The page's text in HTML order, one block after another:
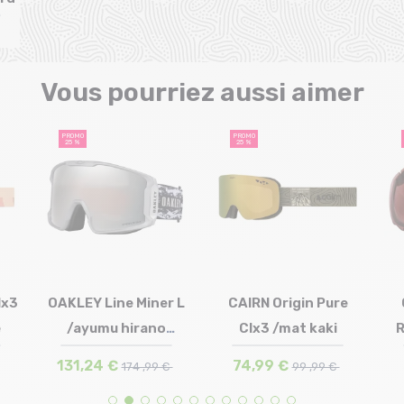
Vous pourriez aussi aimer
PROMO
25 %
Taille en stock
OAKLEY Line Miner L
/ayumu hirano
131,24 € 174 ,99 €
PROMO
25 %
Taille en stock
CAIRN Origin Pure
Clx3 /mat kaki
74,99 € 99 ,99 €